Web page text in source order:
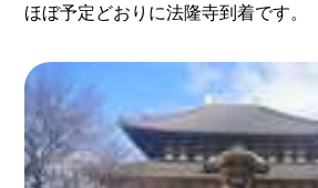
ほぼ予定どおりに法隆寺到着です。